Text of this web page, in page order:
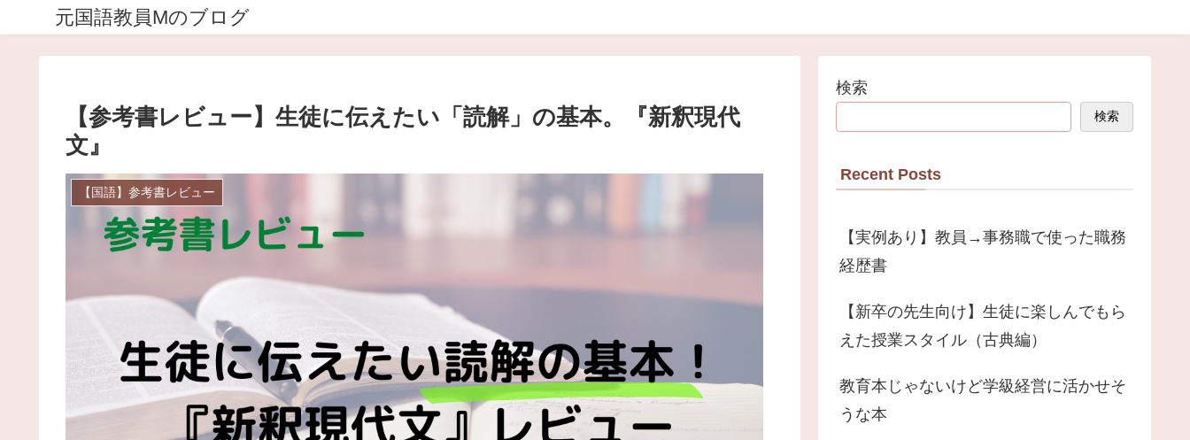
元国語教員Mのブログ
【参考書レビュー】生徒に伝えたい「読解」の基本。『新釈現代
文』
【国語】参考書レビュー
検索
検索
Recent Posts
【実例あり】教員→事務職で使った職務
経歴書
【新卒の先生向け】生徒に楽しんでもら
えた授業スタイル（古典編）
教育本じゃないけど学級経営に活かせそ
うな本